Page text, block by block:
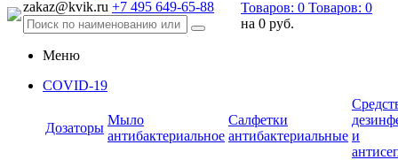
zakaz@kvik.ru +7 495 649-65-88 Товаров: 0 Товаров: 0
на 0 руб.
Меню
COVID-19
Дозаторы
Мыло
антибактериальное
Салфетки
антибактериальные и